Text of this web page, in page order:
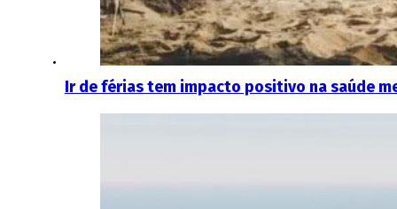
Ir de férias tem impacto positivo na saúde